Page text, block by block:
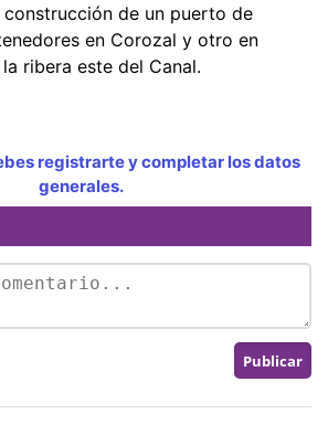
de un puerto de
en Corozal y otro en
ribera este del Canal.
registrarte y completar los datos
generales.